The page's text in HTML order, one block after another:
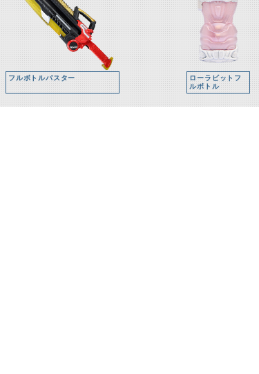
フルボトルバスター
ローラビットフ
ルボトル